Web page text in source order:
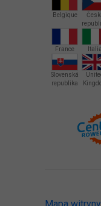
Belgique
France Italia
Slovenská
republika